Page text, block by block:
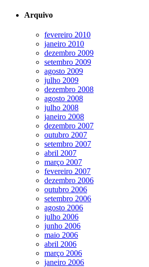
Arquivo
fevereiro 2010
janeiro 2010
dezembro 2009
setembro 2009
agosto 2009
julho 2009
dezembro 2008
agosto 2008
julho 2008
janeiro 2008
dezembro 2007
outubro 2007
setembro 2007
abril 2007
março 2007
fevereiro 2007
dezembro 2006
outubro 2006
setembro 2006
agosto 2006
julho 2006
junho 2006
maio 2006
abril 2006
março 2006
janeiro 2006